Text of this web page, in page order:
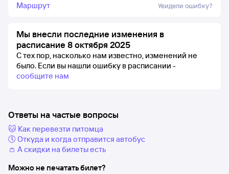
Маршрут Увидели ошибку?
Мы внесли последние изменения в
расписание 8 октября 2025
С тех пор, насколько нам известно, изменений не
было. Если вы нашли ошибку в расписании -
сообщите нам
Ответы на частые вопросы
🐱 Как перевезти питомца
🕔 Откуда и когда отправится автобус
👛 А скидки на билеты есть
Можно не печатать билет?